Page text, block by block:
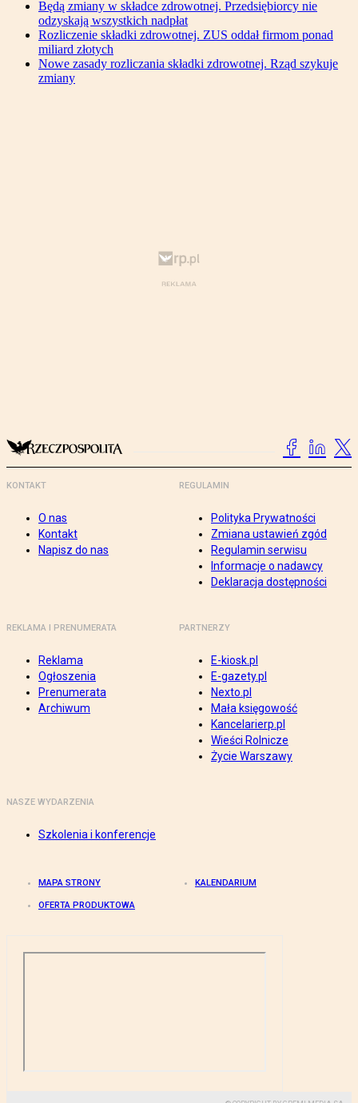
Będą zmiany w składce zdrowotnej. Przedsiębiorcy nie
odzyskają wszystkich nadpłat
Rozliczenie składki zdrowotnej. ZUS oddał firmom ponad
miliard złotych
Nowe zasady rozliczania składki zdrowotnej. Rząd szykuje
zmiany
KONTAKT
O nas
Kontakt
Napisz do nas
REGULAMIN
Polityka Prywatności
Zmiana ustawień zgód
Regulamin serwisu
Informacje o nadawcy
Deklaracja dostępności
REKLAMA I PRENUMERATA
Reklama
Ogłoszenia
Prenumerata
Archiwum
PARTNERZY
E-kiosk.pl
E-gazety.pl
Nexto.pl
Mała księgowość
Kancelarierp.pl
Wieści Rolnicze
Życie Warszawy
NASZE WYDARZENIA
Szkolenia i konferencje
MAPA STRONY KALENDARIUM
OFERTA PRODUKTOWA